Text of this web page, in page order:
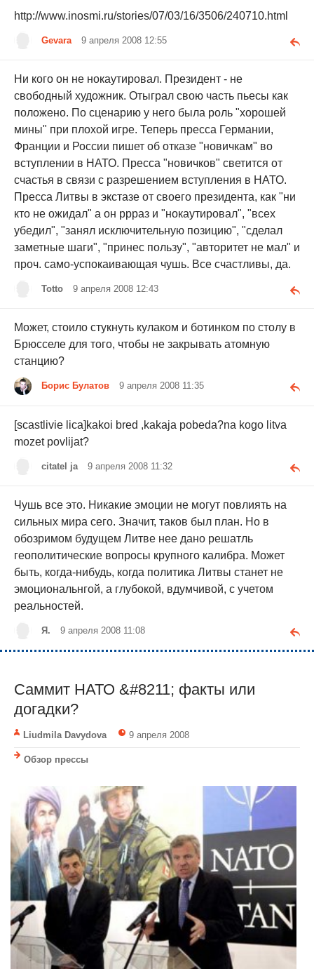
http://www.inosmi.ru/stories/07/03/16/3506/240710.html
Gevara 9 апреля 2008 12:55
Ни кого он не нокаутировал. Президент - не
свободный художник. Отыграл свою часть пьесы как
положено. По сценарию у него была роль "хорошей
мины" при плохой игре. Теперь пресса Германии,
Франции и России пишет об отказе "новичкам" во
вступлении в НАТО. Пресса "новичков" светится от
счастья в связи с разрешением вступления в НАТО.
Пресса Литвы в экстазе от своего президента, как "ни
кто не ожидал" а он ррраз и "нокаутировал", "всех
убедил", "занял исключительную позицию", "сделал
заметные шаги", "принес пользу", "авторитет не мал" и
проч. само-успокаивающая чушь. Все счастливы, да.
Totto 9 апреля 2008 12:43
Может, стоило стукнуть кулаком и ботинком по столу в
Брюсселе для того, чтобы не закрывать атомную
станцию?
Борис Булатов 9 апреля 2008 11:35
[scastlivie lica]kakoi bred ,kakaja pobeda?na kogo litva
mozet povlijat?
citatel ja 9 апреля 2008 11:32
Чушь все это. Никакие эмоции не могут повлиять на
сильных мира сего. Значит, таков был план. Но в
обозримом будущем Литве нее дано решатль
геополитические вопросы крупного калибра. Может
быть, когда-нибудь, когда политика Литвы станет не
эмоциональнгой, а глубокой, вдумчивой, с учетом
реальностей.
Я. 9 апреля 2008 11:08
Саммит НАТО &#8211; факты или
догадки?
Liudmila Davydova 9 апреля 2008
Обзор прессы